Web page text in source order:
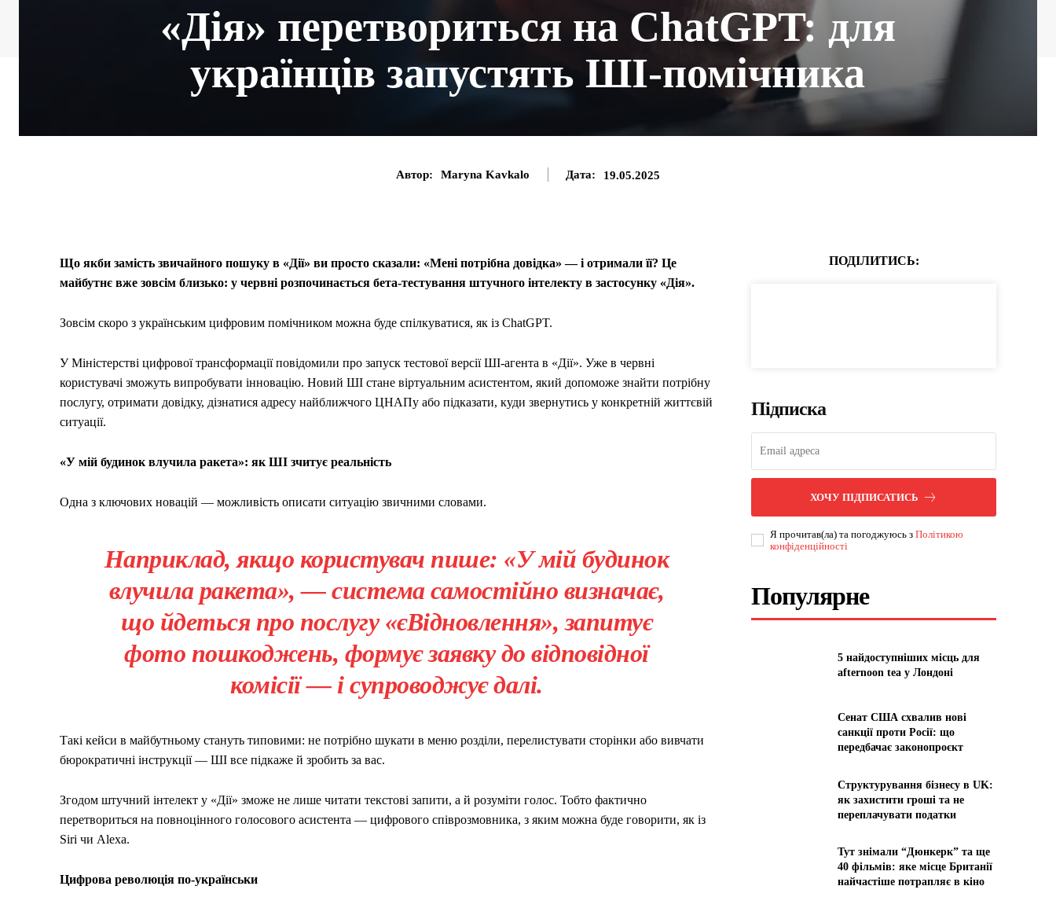
«Дія» перетвориться на ChatGPT: для
українців запустять ШІ-помічника
Автор: Maryna Kavkalo Дата: 19.05.2025
Що якби замість звичайного пошуку в «Дії» ви просто сказали: «Мені потрібна довідка» — і отримали її? Це
майбутнє вже зовсім близько: у червні розпочинається бета-тестування штучного інтелекту в застосунку «Дія».
Зовсім скоро з українським цифровим помічником можна буде спілкуватися, як із ChatGPT.
У Міністерстві цифрової трансформації повідомили про запуск тестової версії ШI-агента в «Дії». Уже в червні
користувачі зможуть випробувати інновацію. Новий ШІ стане віртуальним асистентом, який допоможе знайти потрібну
послугу, отримати довідку, дізнатися адресу найближчого ЦНАПу або підказати, куди звернутись у конкретній життєвій
ситуації.
«У мій будинок влучила ракета»: як ШІ зчитує реальність
Одна з ключових новацій — можливість описати ситуацію звичними словами.
Наприклад, якщо користувач пише: «У мій будинок
влучила ракета», — система самостійно визначає,
що йдеться про послугу «єВідновлення», запитує
фото пошкоджень, формує заявку до відповідної
комісії — і супроводжує далі.
Такі кейси в майбутньому стануть типовими: не потрібно шукати в меню розділи, перелистувати сторінки або вивчати
бюрократичні інструкції — ШІ все підкаже й зробить за вас.
Згодом штучний інтелект у «Дії» зможе не лише читати текстові запити, а й розуміти голос. Тобто фактично
перетвориться на повноцінного голосового асистента — цифрового співрозмовника, з яким можна буде говорити, як із
Siri чи Alexa.
Цифрова революція по-українськи
ПОДІЛИТИСЬ:
Підписка
ХОЧУ ПІДПИСАТИСЬ
Я прочитав(ла) та погоджуюсь зПолітикою
конфіденційності
Популярне
5 найдоступніших місць для
afternoon tea у Лондоні
Сенат США схвалив нові
санкції проти Росії: що
передбачає законопроєкт
Структурування бізнесу в UK:
як захистити гроші та не
переплачувати податки
Тут знімали “Дюнкерк” та ще
40 фільмів: яке місце Британії
найчастіше потрапляє в кіно